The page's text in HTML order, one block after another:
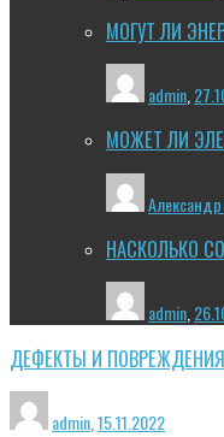
МОГУТ ЛИ
admin
МОЖЕТ ЛИ
НАСКОЛЬКО
admin,
ДЕФЕКТЫ И
admin 15.11.2022